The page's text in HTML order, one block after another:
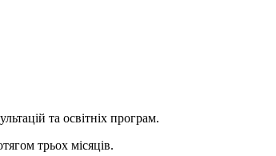
та освітніх програм.
трьох місяців.